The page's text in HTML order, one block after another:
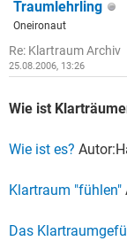
Traumlehrling
Oneironaut
Re: Klartraum Archiv
25.08.2006, 13:26
Wie ist
Wie ist es?
Klartraum "fühlen"
Das